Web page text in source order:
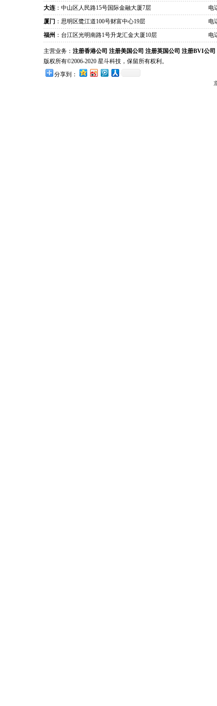
大连 ：中山区人民路15号国际金融大厦7层
电
厦门 ：思明区鹭江道100号财富中心19层
电
福州 ：台江区光明南路1号升龙汇金大厦10层 电
主营业务： 注册香港公司 注册美国公司 注册英国公司 注册BVI公司
版权所有©2006-2020 星斗科技，保留所有权利。
分享到：